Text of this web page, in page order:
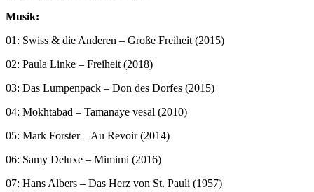
Musik:
01: Swiss & die Anderen – Große Freiheit (2015)
02: Paula Linke – Freiheit (2018)
03: Das Lumpenpack – Don des Dorfes (2015)
04: Mokhtabad – Tamanaye vesal (2010)
05: Mark Forster – Au Revoir (2014)
06: Samy Deluxe – Mimimi (2016)
07: Hans Albers – Das Herz von St. Pauli (1957)